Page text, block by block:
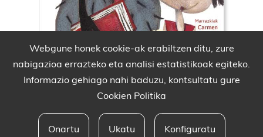
Webgune honek cookie-ak erabiltzen ditu, zure
nabigazioa errazteko eta analisi estatistikoak egiteko.
Informazio gehiago nahi baduzu, kontsultatu gure
Cookien Politika
Onartu Ukatu Konfiguratu